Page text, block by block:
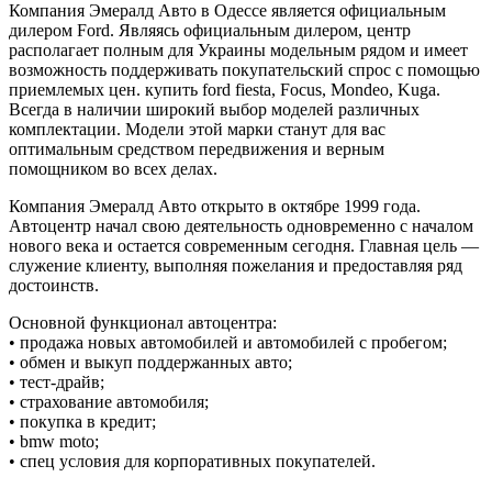
Компания Эмералд Авто в Одессе является официальным
дилером Ford. Являясь официальным дилером, центр
располагает полным для Украины модельным рядом и имеет
возможность поддерживать покупательский спрос с помощью
приемлемых цен. купить ford fiesta, Focus, Mondeo, Kuga.
Всегда в наличии широкий выбор моделей различных
комплектации. Модели этой марки станут для вас
оптимальным средством передвижения и верным
помощником во всех делах.
Компания Эмералд Авто открыто в октябре 1999 года.
Автоцентр начал свою деятельность одновременно с началом
нового века и остается современным сегодня. Главная цель —
служение клиенту, выполняя пожелания и предоставляя ряд
достоинств.
Основной функционал автоцентра:
• продажа новых автомобилей и автомобилей с пробегом;
• обмен и выкуп поддержанных авто;
• тест-драйв;
• страхование автомобиля;
• покупка в кредит;
• bmw moto;
• спец условия для корпоративных покупателей.